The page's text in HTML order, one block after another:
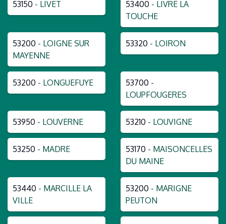
53150 - LIVET 53400 - LIVRE LA
TOUCHE
53200 - LOIGNE SUR
MAYENNE
53320 - LOIRON
53200 - LONGUEFUYE 53700 -
LOUPFOUGERES
53950 - LOUVERNE 53210 - LOUVIGNE
53250 - MADRE 53170 - MAISONCELLES
DU MAINE
53440 - MARCILLE LA
VILLE
53200 - MARIGNE
PEUTON